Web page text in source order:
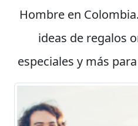
Hombre en
ideas de regalos
especiales y más